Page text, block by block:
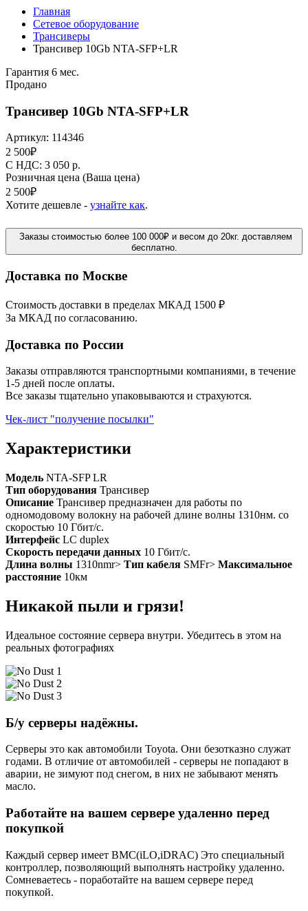
Главная
Сетевое оборудование
Трансиверы
Трансивер 10Gb NTA-SFP+LR
Гарантия 6 мес.
Продано
Трансивер 10Gb NTA-SFP+LR
Артикул: 114346
2 500₽
C НДС: 3 050 р.
Розничная цена (Ваша цена)
2 500₽
Хотите дешевле - узнайте как.
Заказы стоимостью более 100 000₽ и весом до 20кг. доставляем
бесплатно.
Доставка по Москве
Стоимость доставки в пределах МКАД 1500 ₽
За МКАД по согласованию.
Доставка по России
Заказы отправляются транспортными компаниями, в течение
1-5 дней после оплаты.
Все заказы тщательно упаковываются и страхуются.
Чек-лист "получение посылки"
Характеристики
Модель NTA-SFP LR
Тип оборудования Трансивер
Описание Трансивер предназначен для работы по
одномодовому волокну на рабочей длине волны 1310нм. со
скоростью 10 Гбит/с.
Интерфейс LC duplex
Скорость передачи данных 10 Гбит/с.
Длина волны 1310nmr> Тип кабеля SMFr> Максимальное
расстояние 10км
Никакой пыли и грязи!
Идеальное состояние сервера внутри. Убедитесь в этом на
реальных фотографиях
Б/у серверы надёжны.
Серверы это как автомобили Toyota. Они безотказно служат
годами. В отличие от автомобилей - серверы не попадают в
аварии, не зимуют под снегом, в них не забывают менять
масло.
Работайте на вашем сервере удаленно перед
покупкой
Каждый сервер имеет BMC(iLO,iDRAC) Это специальный
контроллер, позволяющий выполнять настройку удаленно.
Сомневаетесь - поработайте на вашем сервере перед
покупкой.